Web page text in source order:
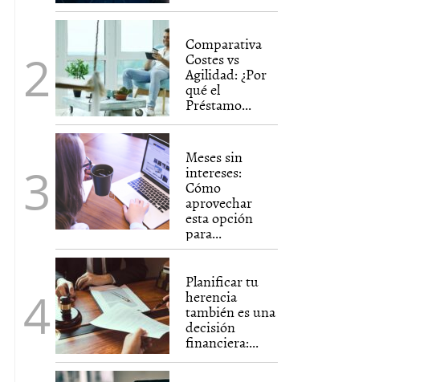
Comparativa
Costes vs
Agilidad: ¿Por
qué el
Préstamo...
Meses sin
intereses:
Cómo
aprovechar
esta opción
para...
Planificar tu
herencia
también es una
decisión
financiera:...